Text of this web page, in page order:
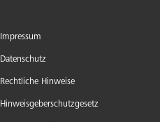
Impressum
Datenschutz
Rechtliche Hinweise
Hinweisgeberschutzgesetz